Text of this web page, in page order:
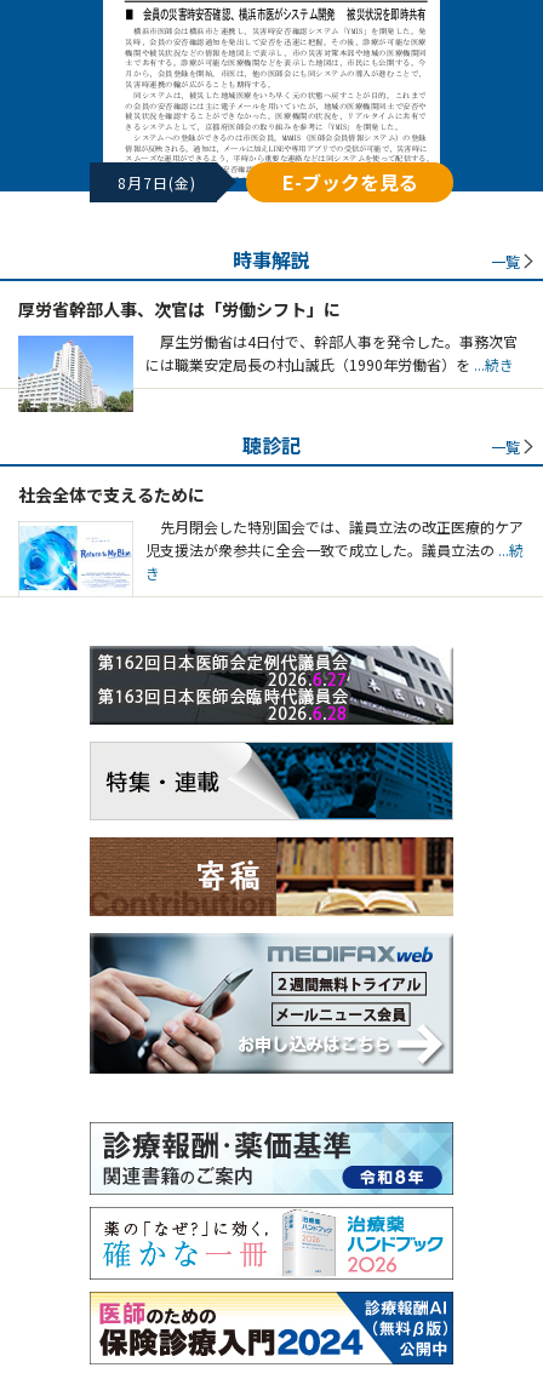
8月7日(金) E-ブックを見る
時事解説 一覧
厚労省幹部人事、次官は「労働シフト」に
厚生労働省は4日付で、幹部人事を発令した。事務次官
には職業安定局長の村山誠氏（1990年労働省）を ...続き
聴診記 一覧
社会全体で支えるために
先月閉会した特別国会では、議員立法の改正医療的ケア
児支援法が衆参共に全会一致で成立した。議員立法の ...続
き